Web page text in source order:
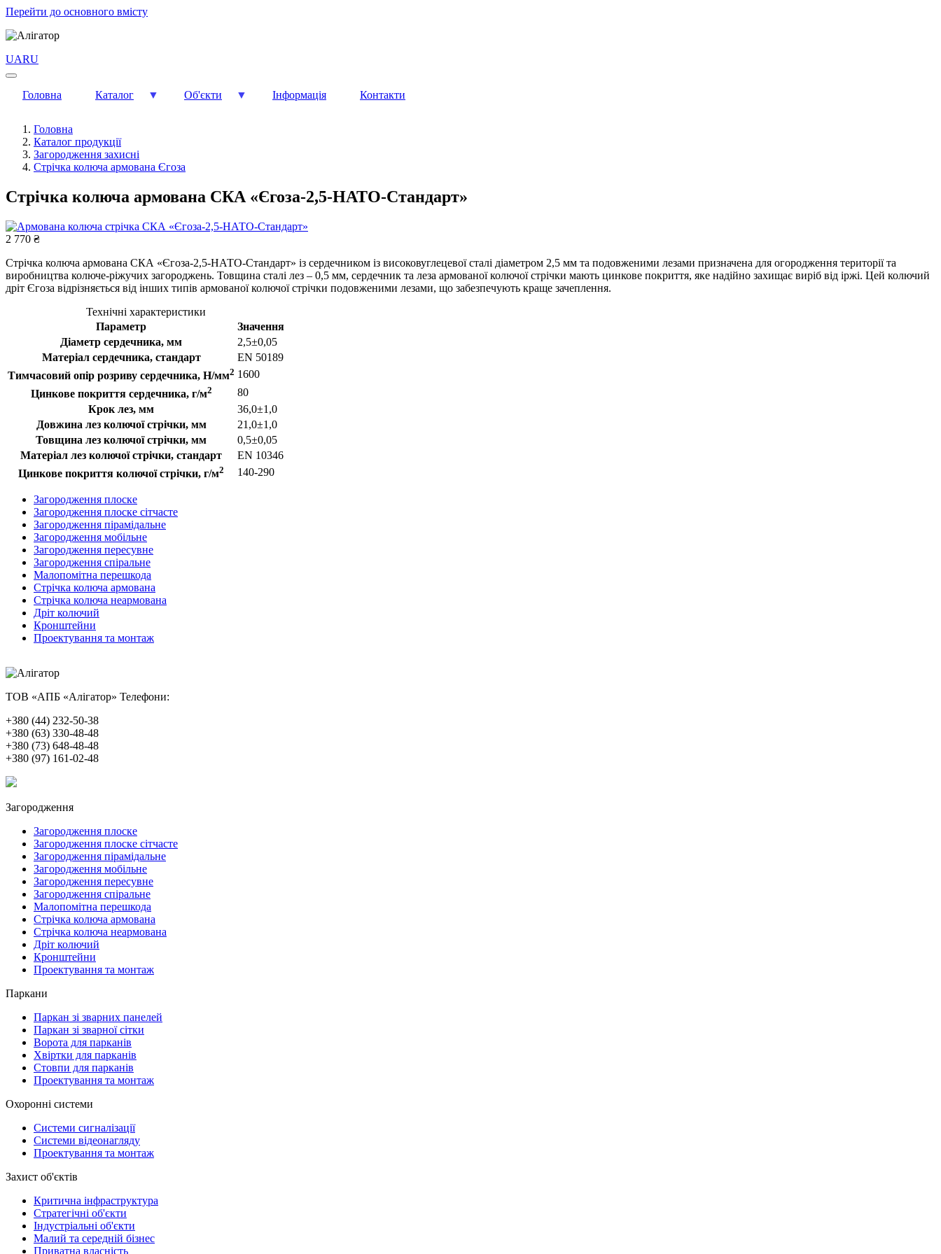
Перейти до основного вмісту
UARU
Головна Каталог Об'єкти Інформація Контакти
Головна
Каталог продукції
Загородження захисні
Стрічка колюча армована Єгоза
Стрічка колюча армована СКА «Єгоза-2,5-НАТО-Стандарт»
2 770 ₴
Стрічка колюча армована СКА «Єгоза-2,5-НАТО-Стандарт» із сердечником із високовуглецевої сталі діаметром 2,5 мм та подовженими лезами призначена для огородження території та
виробництва колюче-ріжучих загороджень. Товщина сталі лез – 0,5 мм, сердечник та леза армованої колючої стрічки мають цинкове покриття, яке надійно захищає виріб від іржі. Цей колючий
дріт Єгоза відрізняється від інших типів армованої колючої стрічки подовженими лезами, що забезпечують краще зачеплення.
Технічні характеристики
Параметр
Значення
Діаметр сердечника, мм
2,5±0,05
Матеріал сердечника, стандарт
EN 50189
Тимчасовий опір розриву сердечника, Н/мм2 1600
Цинкове покриття сердечника, г/м2
80
Крок лез, мм
36,0±1,0
Довжина лез колючої стрічки, мм
21,0±1,0
Товщина лез колючої стрічки, мм
0,5±0,05
Матеріал лез колючої стрічки, стандарт
EN 10346
Цинкове покриття колючої стрічки, г/м2 140-290
Загородження плоске
Загородження плоске сітчасте
Загородження пірамідальне
Загородження мобільне
Загородження пересувне
Загородження спіральне
Малопомітна перешкода
Стрічка колюча армована
Стрічка колюча неармована
Дріт колючий
Кронштейни
Проектування та монтаж
ТОВ «АПБ «Алігатор» Телефони:
+380 (44) 232-50-38
+380 (63) 330-48-48
+380 (73) 648-48-48
+380 (97) 161-02-48
Загородження
Загородження плоске
Загородження плоске сітчасте
Загородження пірамідальне
Загородження мобільне
Загородження пересувне
Загородження спіральне
Малопомітна перешкода
Стрічка колюча армована
Стрічка колюча неармована
Дріт колючий
Кронштейни
Проектування та монтаж
Паркани
Паркан зі зварних панелей
Паркан зі зварної сітки
Ворота для парканів
Хвіртки для парканів
Стовпи для парканів
Проектування та монтаж
Охоронні системи
Системи сигналізації
Системи відеонагляду
Проектування та монтаж
Захист об'єктів
Критична інфраструктура
Стратегічні об'єкти
Індустріальні об'єкти
Малий та середній бізнес
Приватна власність